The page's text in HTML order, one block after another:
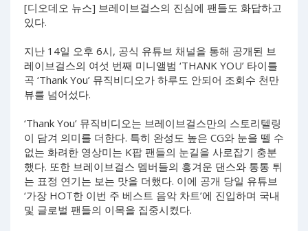
[디오데오 뉴스] 브레이브걸스의 진심에 팬들도 화답하고
있다.
지난 14일 오후 6시, 공식 유튜브 채널을 통해 공개된 브
레이브걸스의 여섯 번째 미니앨범 ‘THANK YOU’ 타이틀
곡 ‘Thank You’ 뮤직비디오가 하루도 안되어 조회수 천만
뷰를 넘어섰다.
‘Thank You’ 뮤직비디오는 브레이브걸스만의 스토리텔링
이 담겨 의미를 더한다. 특히 완성도 높은 CG와 눈을 뗄 수
없는 화려한 영상미는 K팝 팬들의 눈길을 사로잡기 충분
했다. 또한 브레이브걸스 멤버들의 흥겨운 댄스와 통통 튀
는 표정 연기는 보는 맛을 더했다. 이에 공개 당일 유튜브
‘가장 HOT한 이번 주 베스트 음악 차트’에 진입하며 국내
및 글로벌 팬들의 이목을 집중시켰다.